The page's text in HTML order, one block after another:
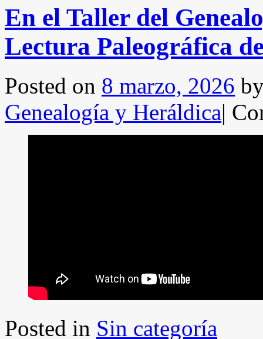
En el Taller del
Lectura Paleográfica
Posted on 8 marzo, 2026
Genealogía y Heráldica|
Posted in Sin categoría